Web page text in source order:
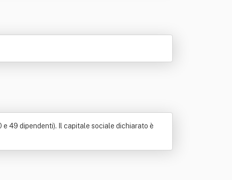
49 dipendenti). Il capitale sociale dichiarato è